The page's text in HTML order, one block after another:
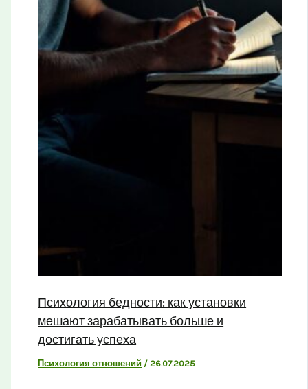
Психология бедности: как установки
мешают зарабатывать больше и
достигать успеха
Психология отношений / 26.07.2025